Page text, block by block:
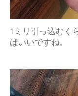
1ミリ引っ込むく
ばいいですね。